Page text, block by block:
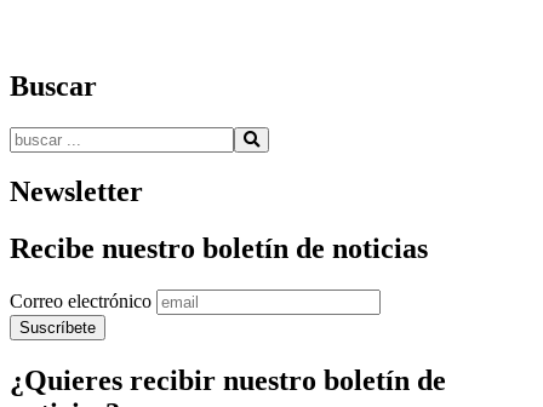
Buscar
Buscar:
Newsletter
Recibe nuestro boletín de noticias
Correo electrónico
¿Quieres recibir nuestro boletín de